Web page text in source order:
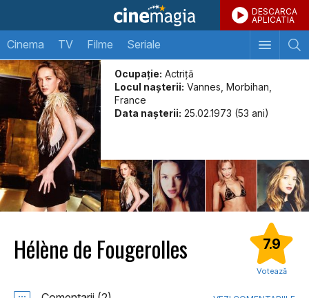
DESCARCA
APLICATIA
Cinema TV Filme Seriale
Ocupație: Actriţă
Locul naşterii: Vannes, Morbihan,
France
Data naşterii: 25.02.1973 (53 ani)
Hélène de Fougerolles 7.9
Votează